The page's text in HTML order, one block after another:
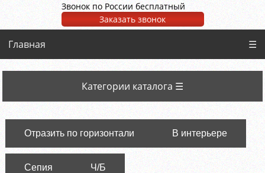
Звонок по России бесплатный
Заказать звонок
Главная ☰
Категории каталога ☰
Отразить по горизонтали В интерьере
Сепия Ч/Б